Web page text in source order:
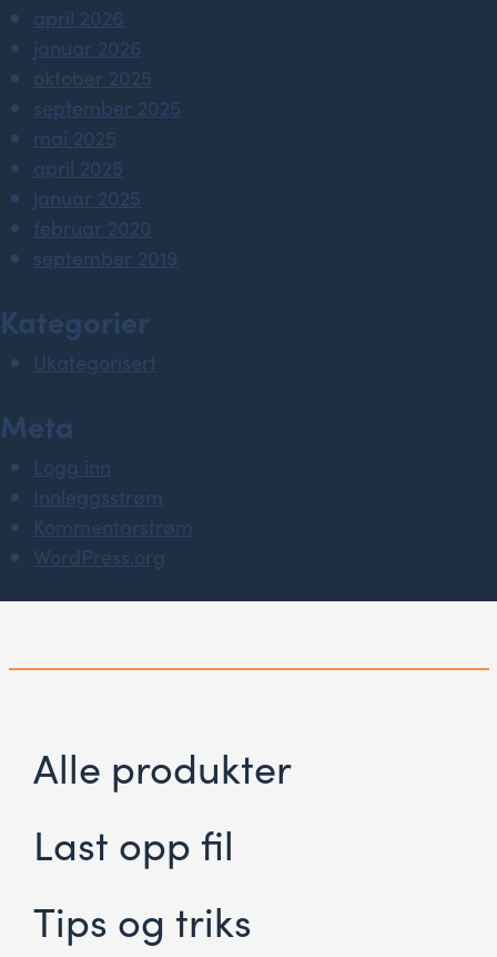
april 2026
januar 2026
oktober 2025
september 2025
mai 2025
april 2025
januar 2025
februar 2020
september 2019
Kategorier
Ukategorisert
Meta
Logg inn
Innleggsstrøm
Kommentarstrøm
WordPress.org
Alle produkter
Last opp fil
Tips og triks